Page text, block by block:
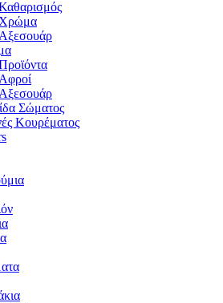
Χρώμα
Αξεσουάρ
Αφροί
Αξεσουάρ
Σώματος
Κουρέματος